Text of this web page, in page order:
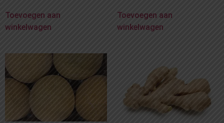
Toevoegen aan
winkelwagen
Toevoegen aan
winkelwagen